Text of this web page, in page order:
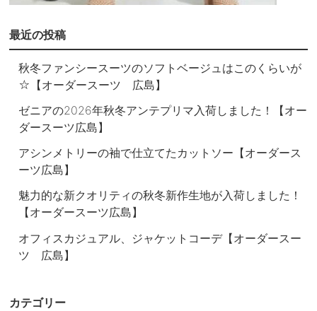
最近の投稿
秋冬ファンシースーツのソフトベージュはこのくらいが
☆【オーダースーツ 広島】
ゼニアの2026年秋冬アンテプリマ入荷しました！【オー
ダースーツ広島】
アシンメトリーの袖で仕立てたカットソー【オーダース
ーツ広島】
魅力的な新クオリティの秋冬新作生地が入荷しました！
【オーダースーツ広島】
オフィスカジュアル、ジャケットコーデ【オーダースー
ツ 広島】
カテゴリー